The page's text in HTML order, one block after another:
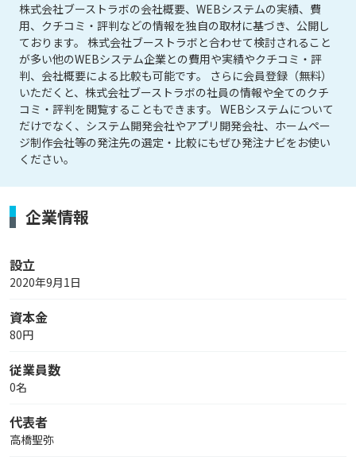
株式会社ブーストラボの会社概要、WEBシステムの実績、費
用、クチコミ・評判などの情報を独自の取材に基づき、公開し
ております。 株式会社ブーストラボと合わせて検討されること
が多い他のWEBシステム企業との費用や実績やクチコミ・評
判、会社概要による比較も可能です。 さらに会員登録（無料）
いただくと、株式会社ブーストラボの社員の情報や全てのクチ
コミ・評判を閲覧することもできます。 WEBシステムについて
だけでなく、システム開発会社やアプリ開発会社、ホームペー
ジ制作会社等の発注先の選定・比較にもぜひ発注ナビをお使い
ください。
企業情報
設立
2020年9月1日
資本金
80円
従業員数
0名
代表者
高橋聖弥